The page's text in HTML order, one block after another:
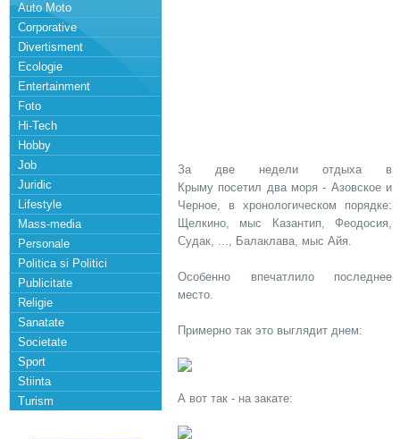
Auto Moto
Corporative
Divertisment
Ecologie
Entertainment
Foto
Hi-Tech
Hobby
Job
Juridic
Lifestyle
Mass-media
Personale
Politica si Politici
Publicitate
Religie
Sanatate
Societate
Sport
Stiinta
Turism
За две недели отдыха в
Крыму посетил два моря - Азовское и
Черное, в хронологическом порядке:
Щелкино, мыс Казантип, Феодосия,
Судак, ..., Балаклава, мыс Айя.
Особенно впечатлило последнее
место.
Примерно так это выглядит днем:
А вот так - на закате: